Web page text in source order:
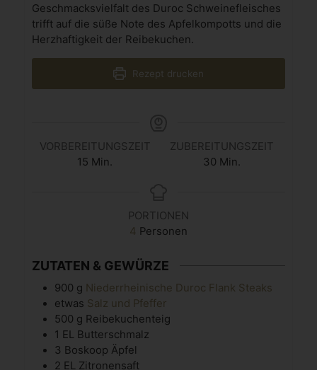
Geschmacksvielfalt des Duroc Schweinefleisches
trifft auf die süße Note des Apfelkompotts und die
Herzhaftigkeit der Reibekuchen.
Rezept drucken
VORBEREITUNGSZEIT
15 Min.
ZUBEREITUNGSZEIT
30 Min.
PORTIONEN
4 Personen
ZUTATEN & GEWÜRZE
900 g Niederrheinische Duroc Flank Steaks
etwas Salz und Pfeffer
500 g Reibekuchenteig
1 EL Butterschmalz
3 Boskoop Äpfel
2 EL Zitronensaft